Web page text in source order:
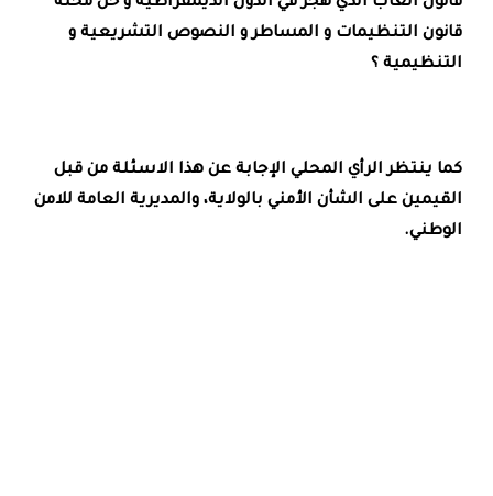
قانون التنظيمات و المساطر و النصوص التشريعية و
التنظيمية ؟
كما ينتظر الرأي المحلي الإجابة عن هذا الاسئلة من قبل
القيمين على الشأن الأمني بالولاية، والمديرية العامة للامن
الوطني.